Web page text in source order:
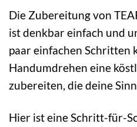
Die Zubereitung von
ist denkbar einfach und
paar einfachen Schritten
Handumdrehen eine
zubereiten, die deine
Hier ist eine Schritt-für-